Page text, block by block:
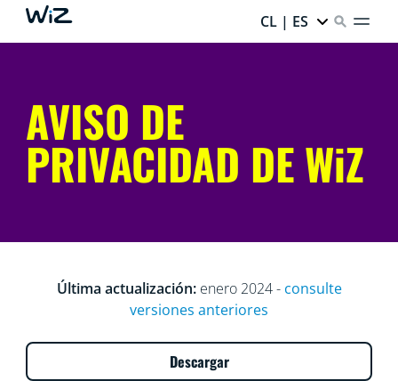
CL | ES
AVISO DE
PRIVACIDAD DE WiZ
Última actualización:enero 2024 - consulte
versiones anteriores
Descargar